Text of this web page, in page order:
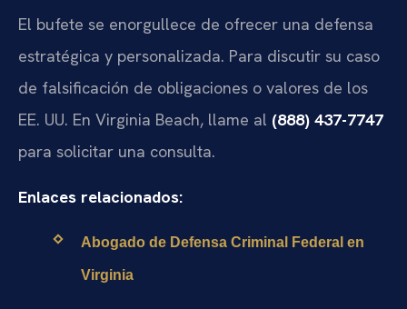
El bufete se enorgullece de ofrecer una defensa
estratégica y personalizada. Para discutir su caso
de falsificación de obligaciones o valores de los
EE. UU. En Virginia Beach, llame al (888) 437-7747
para solicitar una consulta.
Enlaces relacionados:
Abogado de Defensa Criminal Federal en
Virginia